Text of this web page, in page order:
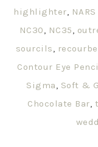
highlighter,
NC30, NC35,
sourcils,
Contour Eye
Sigma, Soft &
Chocolate Bar,